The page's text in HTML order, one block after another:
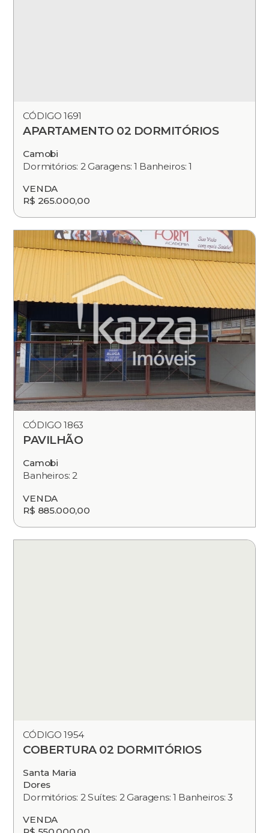
CÓDIGO 1691
APARTAMENTO 02 DORMITÓRIOS
Camobi
Dormitórios: 2 Garagens: 1 Banheiros: 1
VENDA
R$ 265.000,00
CÓDIGO 1863
PAVILHÃO
Camobi
Banheiros: 2
VENDA
R$ 885.000,00
CÓDIGO 1954
COBERTURA 02 DORMITÓRIOS
Santa Maria
Dores
Dormitórios: 2 Suítes: 2 Garagens: 1 Banheiros: 3
VENDA